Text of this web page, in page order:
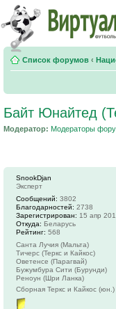
Список форумов ‹
Байт Юнайтед
Модератор: Модераторы
SnookDjan
Эксперт
Сообщений: 3802
Благодарностей: 2738
Зарегистрирован: 15 апр
Откуда: Беларусь
Рейтинг: 568
Санта Лучия (Мальта)
Тичерс (Теркс и Кайкос)
Оветенсе (Парагвай)
Бужумбура Сити (Бурунди)
Реноун (Шри Ланка)
Сборная Теркс и Кайкос (юн.)